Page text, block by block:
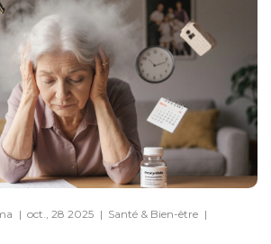
| oct., 28 2025 | Santé & Bien-être |